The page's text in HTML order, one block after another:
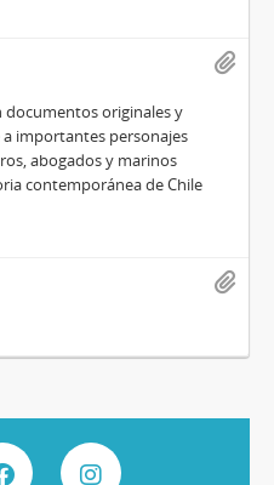
originales y
importantes personajes
abogados y marinos
contemporánea de Chile